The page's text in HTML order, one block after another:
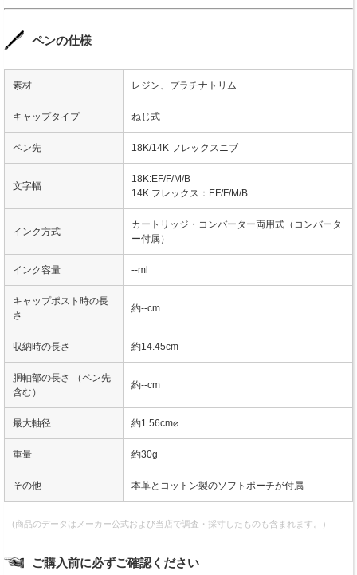
ペンの仕様
素材 レジン、プラチナトリム
キャップタイプ ねじ式
ペン先 18K/14K フレックスニブ
文字幅
18K:EF/F/M/B
14K フレックス：EF/F/M/B
インク方式
カートリッジ・コンバーター両用式（コンバータ
ー付属）
インク容量 --ml
キャップポスト時の長
さ
約--cm
収納時の長さ 約14.45cm
胴軸部の長さ （ペン先
含む）
約--cm
最大軸径 約1.56cm⌀
重量 約30g
その他 本革とコットン製のソフトポーチが付属
(商品のデータはメーカー公式および当店で調査・採寸したものも含まれます。）
ご購入前に必ずご確認ください